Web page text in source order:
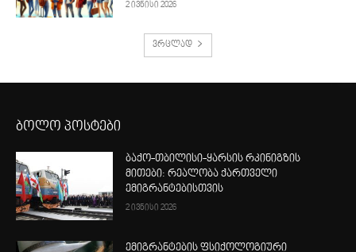
2 ივნისი 2026
ვრცლად
ბოლო პოსტები
ბაქო-თბილისი-ყარსის რკინიგზის
მითები: რეალობა ქართველი
ემიგრანტებისთვის
2 ივნისი 2026
ემიგრანტების ფსიქოლოგიური